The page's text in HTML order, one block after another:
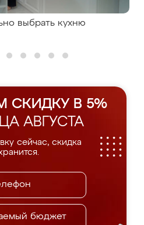
выбрать кухню
СКИДКУ В 5%
АВГУСТА
сейчас, скидка
бюджет